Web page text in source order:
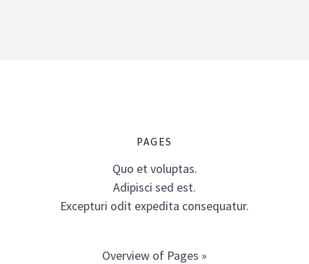
PAGES
Quo et voluptas.
Adipisci sed est.
Excepturi odit expedita consequatur.
Overview of Pages »